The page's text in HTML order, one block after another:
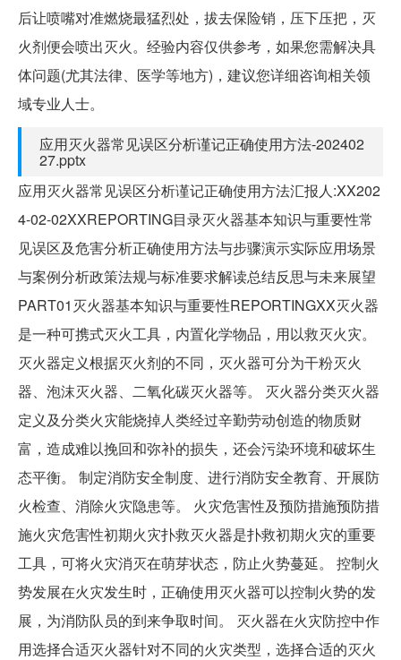
后让喷嘴对准燃烧最猛烈处，拔去保险销，压下压把，灭
火剂便会喷出灭火。经验内容仅供参考，如果您需解决具
体问题(尤其法律、医学等地方)，建议您详细咨询相关领
域专业人士。
应用灭火器常见误区分析谨记正确使用方法-202402
27.pptx
应用灭火器常见误区分析谨记正确使用方法汇报人:XX202
4-02-02XXREPORTING目录灭火器基本知识与重要性常
见误区及危害分析正确使用方法与步骤演示实际应用场景
与案例分析政策法规与标准要求解读总结反思与未来展望
PART01灭火器基本知识与重要性REPORTINGXX灭火器
是一种可携式灭火工具，内置化学物品，用以救灭火灾。
灭火器定义根据灭火剂的不同，灭火器可分为干粉灭火
器、泡沫灭火器、二氧化碳灭火器等。 灭火器分类灭火器
定义及分类火灾能烧掉人类经过辛勤劳动创造的物质财
富，造成难以挽回和弥补的损失，还会污染环境和破坏生
态平衡。 制定消防安全制度、进行消防安全教育、开展防
火检查、消除火灾隐患等。 火灾危害性及预防措施预防措
施火灾危害性初期火灾扑救灭火器是扑救初期火灾的重要
工具，可将火灾消灭在萌芽状态，防止火势蔓延。 控制火
势发展在火灾发生时，正确使用灭火器可以控制火势的发
展，为消防队员的到来争取时间。 灭火器在火灾防控中作
用选择合适灭火器针对不同的火灾类型，选择合适的灭火